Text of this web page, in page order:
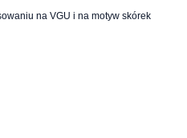
na VGU i na motyw skórek